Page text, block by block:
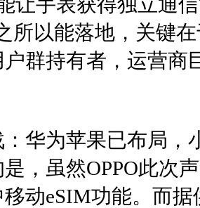
所以能落地，关键
群持有者，运营商
：华为苹果已布局
，虽然OPPO此次
动eSIM功能。而